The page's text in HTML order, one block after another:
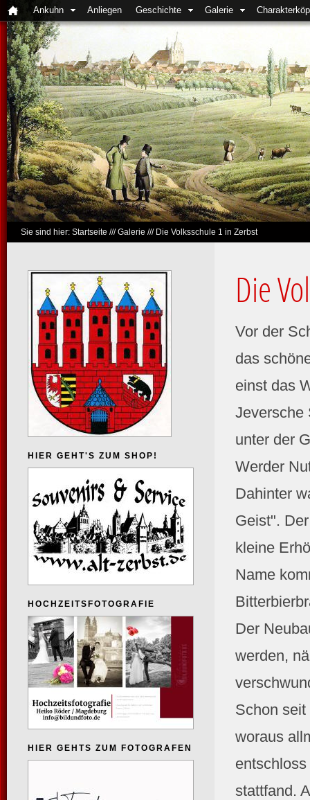
Ankuhn Anliegen Geschichte Galerie
Sie sind hier: Startseite ///Galerie /// Die Volksschule 1 in Zerbst
Die
Vor der
das
einst das
Jeversche
unter der
Werder
Dahinter
Geist".
kleine
Name
Der
werden,
Schon
woraus
stattfand.
HIER GEHT'S ZUM SHOP!
HOCHZEITSFOTOGRAFIE
HIER GEHTS ZUM FOTOGRAFEN